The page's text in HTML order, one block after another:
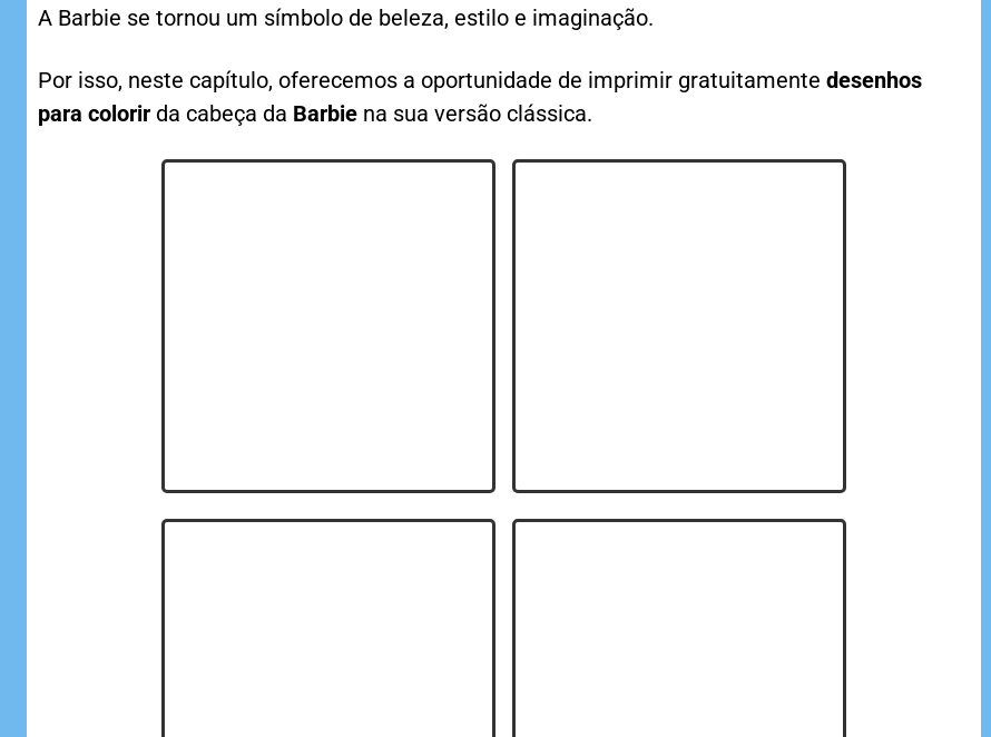
A Barbie se tornou um símbolo de beleza, estilo e imaginação.
Por isso, neste capítulo, oferecemos a oportunidade de imprimir gratuitamente desenhos
para colorir da cabeça da Barbie na sua versão clássica.